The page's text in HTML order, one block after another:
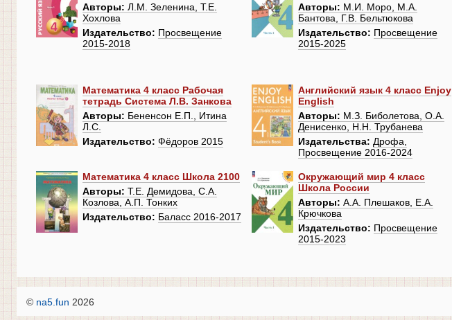
Авторы: Л.М. Зеленина, Т.Е.
Хохлова
Издательство: Просвещение
2015-2018
Авторы: М.И. Моро, М.А.
Бантова, Г.В. Бельтюкова
Издательство: Просвещение
2015-2025
Математика 4 класс Рабочая
тетрадь Система Л.В. Занкова
Авторы: Бененсон Е.П., Итина
Л.С.
Издательство: Фёдоров 2015
Английский язык 4 класс Enjoy
English
Авторы: М.З. Биболетова, О.А.
Денисенко, Н.Н. Трубанева
Издательства: Дрофа,
Просвещение 2016-2024
Математика 4 класс Школа 2100
Авторы: Т.Е. Демидова, С.А.
Козлова, А.П. Тонких
Издательство: Баласс 2016-2017
Окружающий мир 4 класс
Школа России
Авторы: А.А. Плешаков, Е.А.
Крючкова
Издательство: Просвещение
2015-2023
© na5.fun 2026